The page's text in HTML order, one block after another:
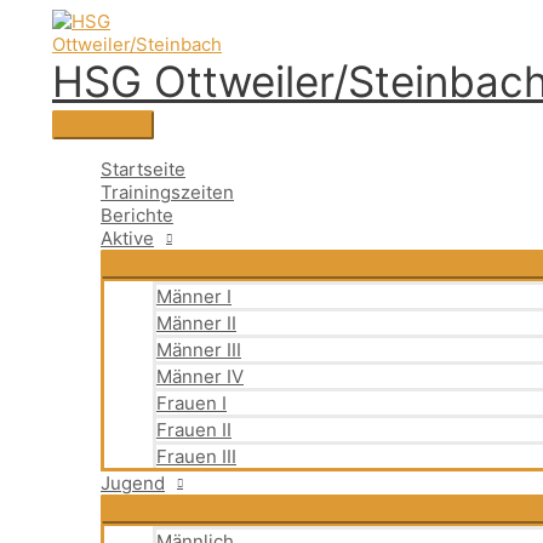
Inhalt
springenHSG Ottweiler/
Hauptmenü
Startseite
Trainingszeiten
Berichte
Aktive
Männer I
Männer II
Männer III
Männer IV
Frauen I
Frauen II
Frauen III
Jugend
Suchen
nach: